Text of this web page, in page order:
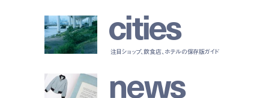
cities
注目ショップ、飲食店、ホテルの保存版ガイド
news